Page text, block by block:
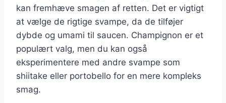
kan fremhæve smagen af retten. Det er vigtigt
at vælge de rigtige svampe, da de tilføjer
dybde og umami til saucen. Champignon er et
populært valg, men du kan også
eksperimentere med andre svampe som
shiitake eller portobello for en mere kompleks
smag.